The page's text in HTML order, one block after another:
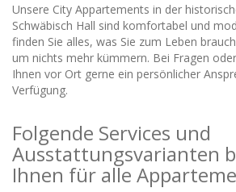
Unsere City Appartements in der
Schwäbisch Hall sind komfortabel und
finden Sie alles, was Sie zum Leben
um nichts mehr kümmern. Bei Fragen
Ihnen vor Ort gerne ein persönlicher
Verfügung.
Folgende Services und
Ausstattungsvarianten
Ihnen für alle